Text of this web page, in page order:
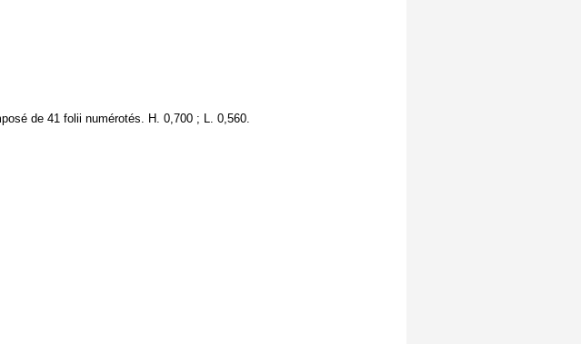
de 41 folii numérotés. H. 0,700 ; L. 0,560.